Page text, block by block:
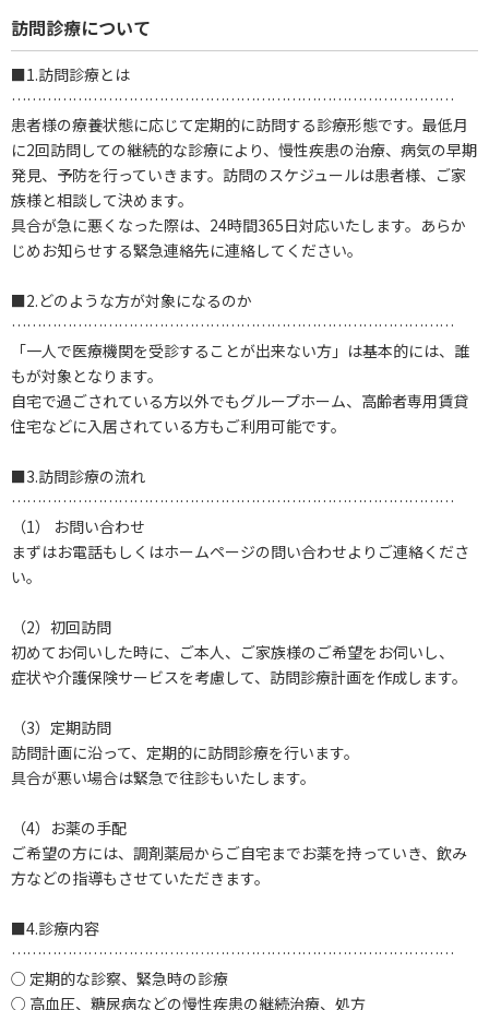
訪問診療について
■1.訪問診療とは
……………………………………………………………………………
患者様の療養状態に応じて定期的に訪問する診療形態です。最低月
に2回訪問しての継続的な診療により、慢性疾患の治療、病気の早期
発見、予防を行っていきます。訪問のスケジュールは患者様、ご家
族様と相談して決めます。
具合が急に悪くなった際は、24時間365日対応いたします。あらか
じめお知らせする緊急連絡先に連絡してください。
■2.どのような方が対象になるのか
……………………………………………………………………………
「一人で医療機関を受診することが出来ない方」は基本的には、誰
もが対象となります。
自宅で過ごされている方以外でもグループホーム、高齢者専用賃貸
住宅などに入居されている方もご利用可能です。
■3.訪問診療の流れ
……………………………………………………………………………
（1） お問い合わせ
まずはお電話もしくはホームページの問い合わせよりご連絡くださ
い。
（2）初回訪問
初めてお伺いした時に、ご本人、ご家族様のご希望をお伺いし、
症状や介護保険サービスを考慮して、訪問診療計画を作成します。
（3）定期訪問
訪問計画に沿って、定期的に訪問診療を行います。
具合が悪い場合は緊急で往診もいたします。
（4）お薬の手配
ご希望の方には、調剤薬局からご自宅までお薬を持っていき、飲み
方などの指導もさせていただきます。
■4.診療内容
……………………………………………………………………………
○ 定期的な診察、緊急時の診療
○ 高血圧、糖尿病などの慢性疾患の継続治療、処方